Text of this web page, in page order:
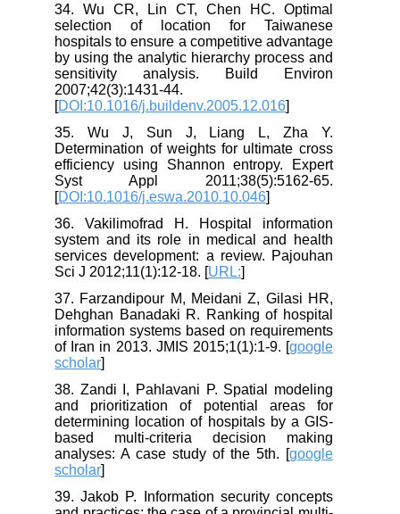
34. Wu CR, Lin CT, Chen HC. Optimal
selection of location for Taiwanese
hospitals to ensure a competitive advantage
by using the analytic hierarchy process and
sensitivity analysis. Build Environ
2007;42(3):1431-44.
[DOI:10.1016/j.buildenv.2005.12.016
35. Wu J, Sun J, Liang L, Zha Y.
Determination of weights for ultimate cross
efficiency using Shannon entropy. Expert
Syst Appl 2011;38(5):5162-65.
[DOI:10.1016/j.eswa.2010.10.046
36. Vakilimofrad H. Hospital information
system and its role in medical and health
services development: a review. Pajouhan
Sci J 2012;11(1):12-18. [URL:
37. Farzandipour M, Meidani Z, Gilasi HR,
Dehghan Banadaki R. Ranking of hospital
information systems based on requirements
of Iran in 2013. JMIS 2015;1(1):1-9. [google
scholar
38. Zandi I, Pahlavani P. Spatial modeling
and prioritization of potential areas for
determining location of hospitals by a GIS-
based multi-criteria decision making
analyses: A case study of the 5th. [google
scholar
39. Jakob P. Information security concepts